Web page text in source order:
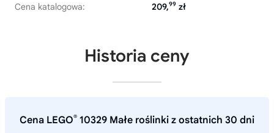
Cena katalogowa:
209,99 zł
Historia ceny
Cena LEGO® 10329 Małe roślinki z ostatnich 30 dni